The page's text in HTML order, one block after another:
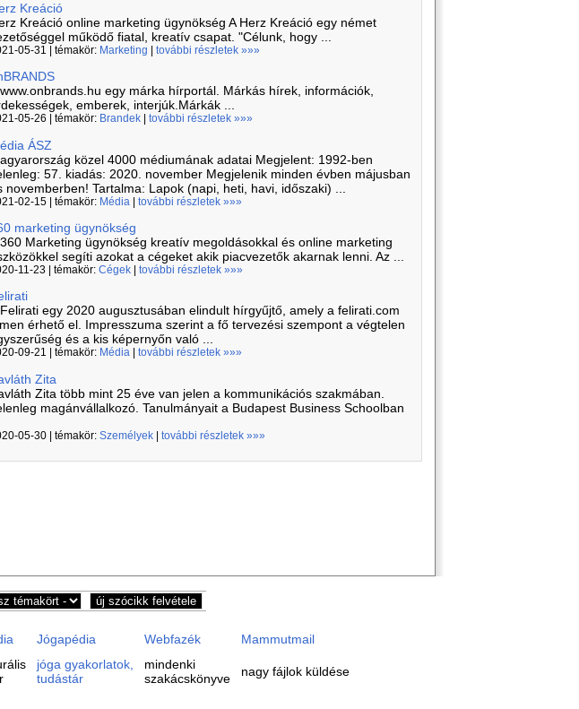
Kreáció
Kreáció online marketing ügynökség A Herz Kreáció egy német
működő fiatal, kreatív csapat. "Célunk, hogy ...
05-31 | témakör: Marketing |további részletek »»»
egy márka hírportál. Márkás hírek, információk,
emberek, interjúk.Márkák ...
05-26 | témakör: Brandek |további részletek »»»
ÁSZ
közel 4000 médiumának adatai Megjelent: 1992-ben
57. kiadás: 2020. november Megjelenik minden évben májusban
novemberben! Tartalma: Lapok (napi, heti, havi, időszaki) ...
02-15 | témakör: Média |további részletek »»»
marketing ügynökség
Marketing ügynökség kreatív megoldásokkal és online marketing
segíti azokat a cégeket akik piacvezetők akarnak lenni. Az ...
11-23 | témakör:Cégek |további részletek »»»
egy 2020 augusztusában elindult hírgyűjtő, amely a felirati.com
érhető el. Impresszuma szerint a fő tervezési szempont a végtelen
és a kis képernyőn való ...
09-21 | témakör: Média |további részletek »»»
Zita
Zita több mint 25 éve van jelen a kommunikációs szakmában.
magánvállalkozó. Tanulmányait a Budapest Business Schoolban
05-30 | témakör:Személyek |további részletek »»»
Jógapédia Webfazék
Mammutmail
jóga gyakorlatok,
tudástár
mindenki
szakácskönyve
nagy fájlok küldése